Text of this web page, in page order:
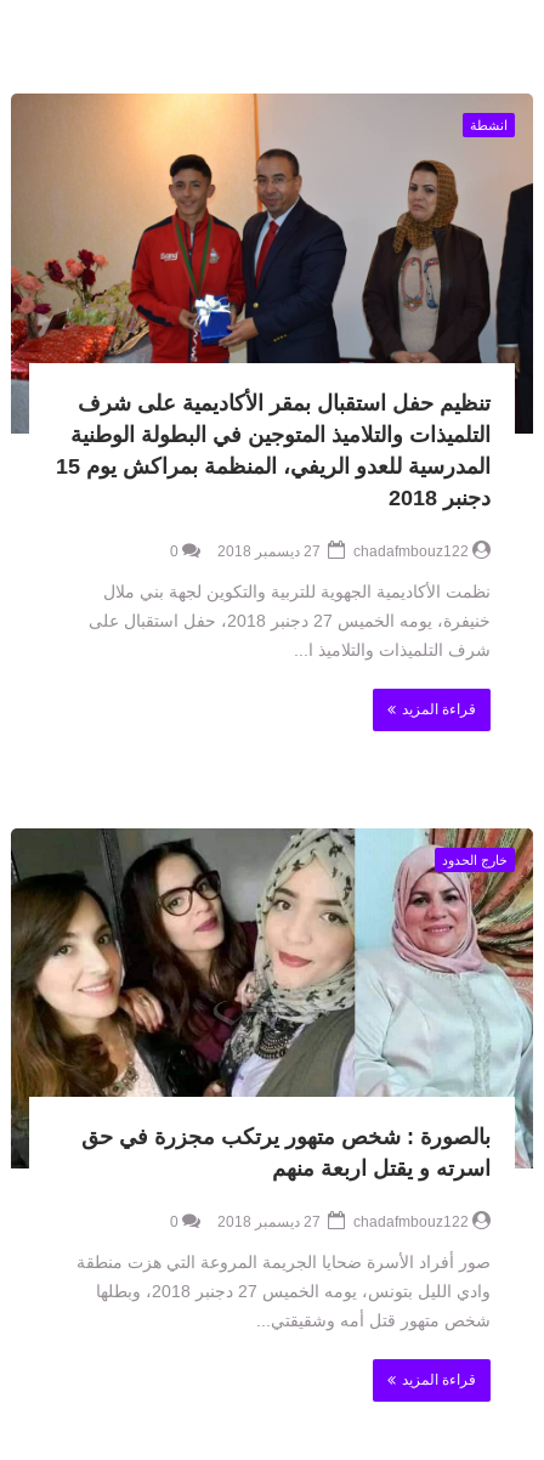
انشطة
تنظيم حفل استقبال بمقر الأكاديمية على شرف
التلميذات والتلاميذ المتوجين في البطولة الوطنية
المدرسية للعدو الريفي، المنظمة بمراكش يوم 15
دجنبر 2018
chadafmbouz122
0
نظمت الأكاديمية الجهوية للتربية والتكوين لجهة بني ملال
خنيفرة، يومه الخميس 27 دجنبر 2018، حفل استقبال على
شرف التلميذات والتلاميذ ا...
قراءة المزيد
خارج الحدود
بالصورة : شخص متهور يرتكب مجزرة في حق
اسرته و يقتل اربعة منهم
chadafmbouz122
0
صور أفراد الأسرة ضحايا الجريمة المروعة التي هزت منطقة
وادي الليل بتونس، يومه الخميس 27 دجنبر 2018، وبطلها
شخص متهور قتل أمه وشقيقتي...
قراءة المزيد